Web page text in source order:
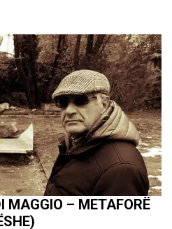
MAGGIO – METAFORË